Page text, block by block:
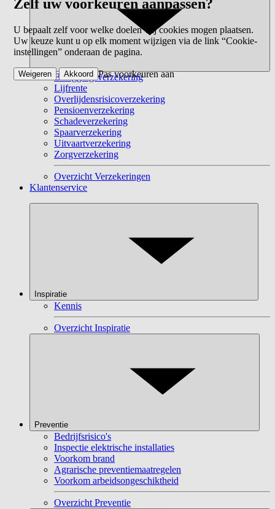
Beleggingsverzekering
Lijfrente
Overlijdensrisicoverzekering
Pensioenverzekering
Schadeverzekering
Spaarverzekering
Uitvaartverzekering
Zorgverzekering
Overzicht Verzekeringen
Klantenservice
Inspiratie
Kennis
Overzicht Inspiratie
Preventie
Bedrijfsrisico's
Inspectie elektrische installaties
Voorkom brand
Agrarische preventiemaatregelen
Voorkom arbeidsongeschiktheid
Overzicht Preventie
Zelf uw voorkeuren aanpassen?
U bepaalt zelf voor welke doelen wij cookies mogen plaatsen.
Uw keuze kunt u op elk moment wijzigen via de link “Cookie-
instellingen” onderaan de pagina.
Pas voorkeuren aan
Weigeren Akkoord